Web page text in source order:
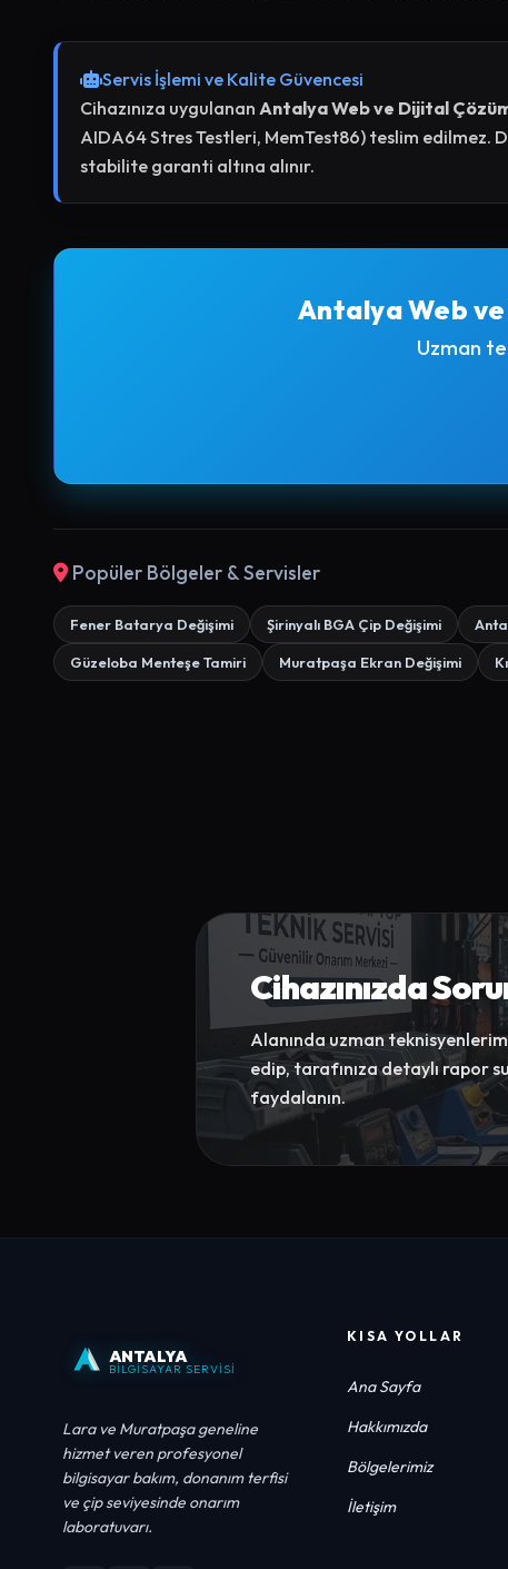
Servis İşlemi ve Kalite Güvencesi
Cihazınıza uygulanan Antalya Web ve Dijital
AIDA64 Stres Testleri, MemTest86) teslim
stabilite garanti altına alınır.
Antalya Web ve
Uzman
Popüler Bölgeler & Servisler
Fener Batarya Değişimi Şirinyalı BGA Çip Değişimi
Güzeloba Menteşe Tamiri Muratpaşa Ekran Değişimi
Cihazınızda
Alanında uzman
edip, tarafınıza detaylı rapor
faydalanın.
ANTALYA
BİLGİSAYAR SERVİSİ
Lara ve Muratpaşa geneline
hizmet veren profesyonel
bilgisayar bakım, donanım terfisi
ve çip seviyesinde onarım
laboratuvarı.
KISA YOLLAR
Ana Sayfa
Hakkımızda
Bölgelerimiz
İletişim